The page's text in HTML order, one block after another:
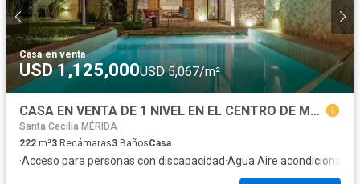
Casa·en venta
USD 1,125,000USD 5,067/m²
CASA EN VENTA DE 1 NIVEL EN EL CENTRO DE MÉRIDA
Santa Cecilia MÉRIDA
222 m²3 Recámaras3 BañosCasa
·Acceso para personas con discapacidad·Agua·Aire acondicionado